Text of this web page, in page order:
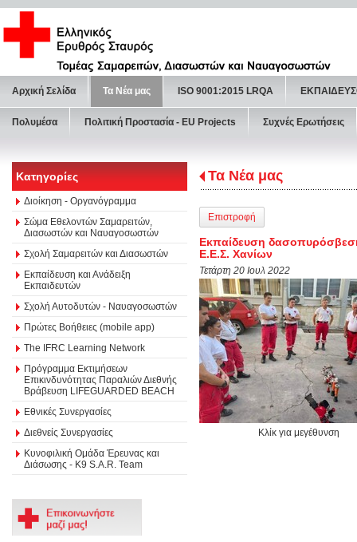
Αρχική Σελίδα Τα Νέα μας ISO 9001:2015 LRQA
Πολυμέσα Πολιτική Προστασία - ΕU Projects Συχνές Ερωτήσεις
Κατηγορίες
Διοίκηση - Οργανόγραμμα
Σώμα Εθελοντών Σαμαρειτών,
Διασωστών και Ναυαγοσωστών
Σχολή Σαμαρειτών και Διασωστών
Εκπαίδευση και Ανάδειξη
Εκπαιδευτών
Σχολή Αυτοδυτών - Ναυαγοσωστών
Πρώτες Βοήθειες (mobile app)
The IFRC Learning Network
Πρόγραμμα Εκτιμήσεων
Επικινδυνότητας Παραλιών Διεθνής
Βράβευση LIFEGUARDED BEACH
Εθνικές Συνεργασίες
Διεθνείς Συνεργασίες
Κυνοφιλική Ομάδα Έρευνας και
Διάσωσης - Κ9 S.A.R. Team
Τα Νέα μας
Επιστροφή
Εκπαίδευση
Ε.Ε.Σ. Χανίων
Τετάρτη 20 Ιουλ 2022
Κλίκ για μεγέθυνση